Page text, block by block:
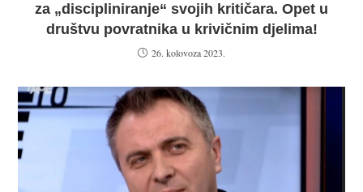
za „discipliniranje“ svojih kritičara. Opet u
društvu povratnika u krivičnim djelima!
26. kolovoza 2023.